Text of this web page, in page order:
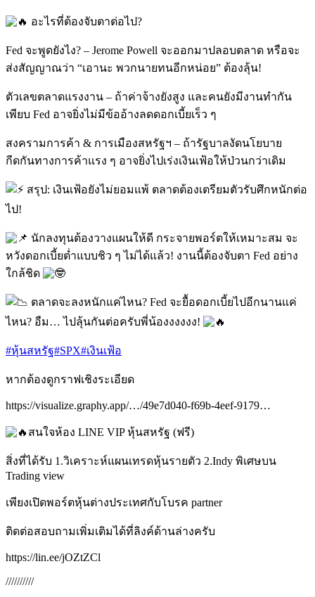
อะไรที่ต้องจับตาต่อไป?
Fed จะพูดยังไง? – Jerome Powell จะออกมาปลอบตลาด หรือจะ
ส่งสัญญาณว่า “เอานะ พวกนายทนอีกหน่อย” ต้องลุ้น!
ตัวเลขตลาดแรงงาน – ถ้าค่าจ้างยังสูง และคนยังมีงานทำกัน
เพียบ Fed อาจยิ่งไม่มีข้ออ้างลดดอกเบี้ยเร็ว ๆ
สงครามการค้า & การเมืองสหรัฐฯ – ถ้ารัฐบาลงัดนโยบาย
กีดกันทางการค้าแรง ๆ อาจยิ่งไปเร่งเงินเฟ้อให้ป่วนกว่าเดิม
สรุป: เงินเฟ้อยังไม่ยอมแพ้ ตลาดต้องเตรียมตัวรับศึกหนักต่อ
ไป!
นักลงทุนต้องวางแผนให้ดี กระจายพอร์ตให้เหมาะสม จะ
หวังดอกเบี้ยต่ำแบบชิว ๆ ไม่ได้แล้ว! งานนี้ต้องจับตา Fed อย่าง
ใกล้ชิด
ตลาดจะลงหนักแค่ไหน? Fed จะยื้อดอกเบี้ยไปอีกนานแค่
ไหน? อืม… ไปลุ้นกันต่อครับพี่น้องงงงงง!
#หุ้นสหรัฐ#SPX#เงินเฟ้อ
หากต้องดูกราฟเชิงระเอียด
https://visualize.graphy.app/…/49e7d040-f69b-4eef-9179…
สนใจห้อง LINE VIP หุ้นสหรัฐ (ฟรี)
สิ่งที่ได้รับ 1.วิเคราะห์แผนเทรดหุ้นรายตัว 2.Indy พิเศษบน
Trading view
เพียงเปิดพอร์ตหุ้นต่างประเทศกับโบรค partner
ติดต่อสอบถามเพิ่มเติมได้ที่ลิงค์ด้านล่างครับ
https://lin.ee/jOZtZCl
//////////